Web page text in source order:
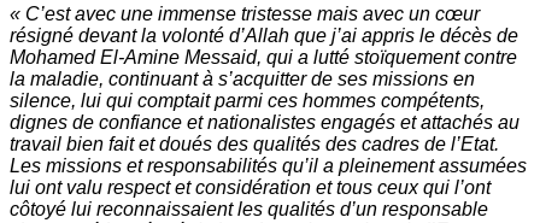
« C’est avec une immense tristesse mais avec un cœur
résigné devant la volonté d’Allah que j’ai appris le décès de
Mohamed El-Amine Messaid, qui a lutté stoïquement contre
la maladie, continuant à s’acquitter de ses missions en
silence, lui qui comptait parmi ces hommes compétents,
dignes de confiance et nationalistes engagés et attachés au
travail bien fait et doués des qualités des cadres de l’Etat.
Les missions et responsabilités qu’il a pleinement assumées
lui ont valu respect et considération et tous ceux qui l’ont
côtoyé lui reconnaissaient les qualités d’un responsable